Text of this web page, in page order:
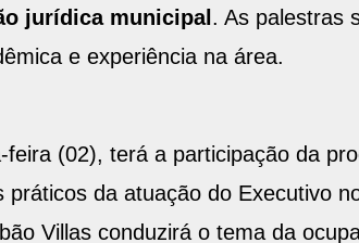
jurídica municipal . As palestras
e experiência na área.
(02), terá a participação da
práticos da atuação do Executivo
Villas conduzirá o tema da